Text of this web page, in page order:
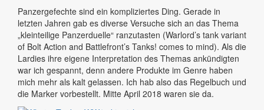
Panzergefechte sind ein kompliziertes Ding. Gerade in
letzten Jahren gab es diverse Versuche sich an das Thema
„kleinteilige Panzerduelle“ ranzutasten (Warlord’s tank variant
of Bolt Action and Battlefront’s Tanks! comes to mind). Als die
Lardies ihre eigene Interpretation des Themas ankündigten
war ich gespannt, denn andere Produkte im Genre haben
mich mehr als kalt gelassen. Ich hab also das Regelbuch und
die Marker vorbestellt. Mitte April 2018 waren sie da.